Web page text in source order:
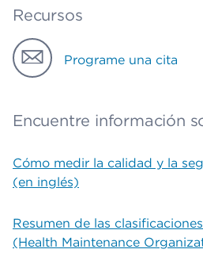
Recursos
Programe una cita
Encuentre información
Cómo medir la calidad y la
(en inglés)
Resumen de las
(Health Maintenance